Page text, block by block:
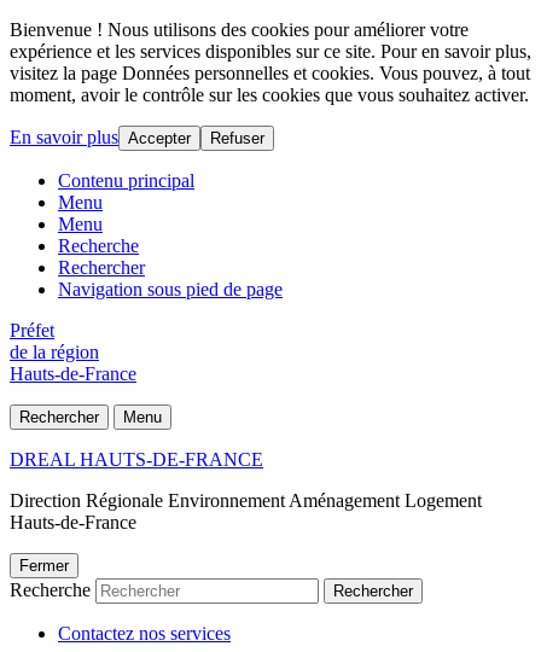
Bienvenue ! Nous utilisons des cookies pour améliorer votre
expérience et les services disponibles sur ce site. Pour en savoir plus,
visitez la page Données personnelles et cookies. Vous pouvez, à tout
moment, avoir le contrôle sur les cookies que vous souhaitez activer.
En savoir plus Accepter Refuser
Contenu principal
Menu
Menu
Recherche
Rechercher
Navigation sous pied de page
Préfet
de la région
Hauts-de-France
Rechercher Menu
DREAL HAUTS-DE-FRANCE
Direction Régionale Environnement Aménagement Logement
Hauts-de-France
Fermer
Recherche Rechercher
Contactez nos services